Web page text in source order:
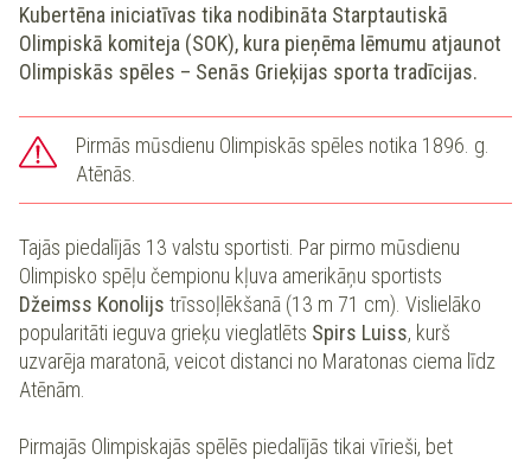
Kubertēna iniciatīvas tika nodibināta Starptautiskā
Olimpiskā komiteja (SOK), kura pieņēma lēmumu atjaunot
Olimpiskās spēles – Senās Grieķijas sporta tradīcijas.
Pirmās mūsdienu Olimpiskās spēles notika 1896. g.
Atēnās.
Tajās piedalījās 13 valstu sportisti. Par pirmo mūsdienu
Olimpisko spēļu čempionu kļuva amerikāņu sportists
Džeimss Konolijs trīssoļlēkšanā (13 m 71 cm). Vislielāko
popularitāti ieguva grieķu vieglatlēts Spirs Luiss, kurš
uzvarēja maratonā, veicot distanci no Maratonas ciema līdz
Atēnām.
Pirmajās Olimpiskajās spēlēs piedalījās tikai vīrieši, bet